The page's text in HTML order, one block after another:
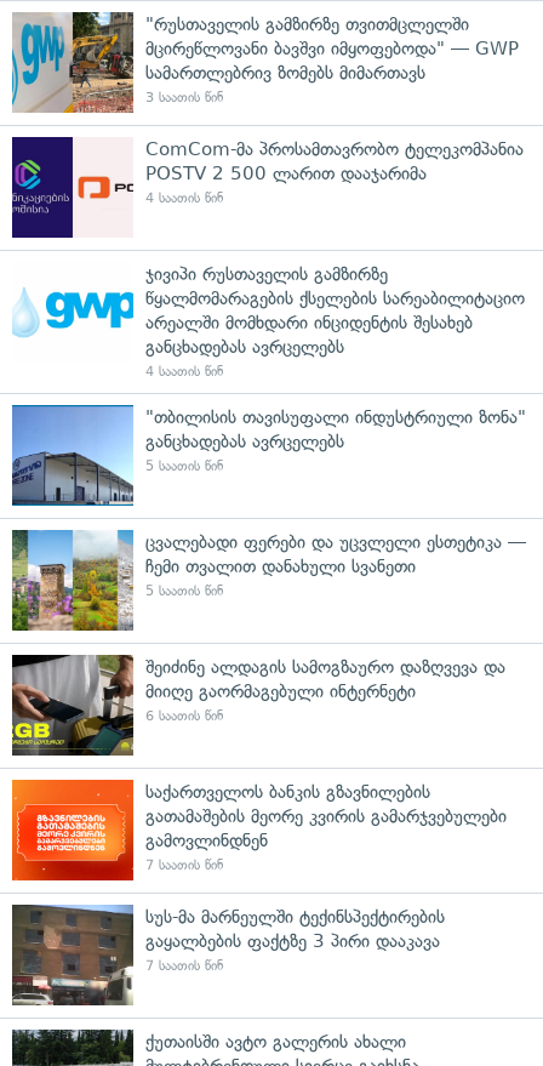
"რუსთაველის გამზირზე თვითმცლელში
მცირეწლოვანი ბავშვი იმყოფებოდა" — GWP
სამართლებრივ ზომებს მიმართავს
3 საათის წინ
ComCom-მა პროსამთავრობო ტელეკომპანია
POSTV 2 500 ლარით დააჯარიმა
4 საათის წინ
ჯივიპი რუსთაველის გამზირზე
წყალმომარაგების ქსელების სარეაბილიტაციო
არეალში მომხდარი ინციდენტის შესახებ
განცხადებას ავრცელებს
4 საათის წინ
"თბილისის თავისუფალი ინდუსტრიული ზონა"
განცხადებას ავრცელებს
5 საათის წინ
ცვალებადი ფერები და უცვლელი ესთეტიკა —
ჩემი თვალით დანახული სვანეთი
5 საათის წინ
შეიძინე ალდაგის სამოგზაურო დაზღვევა და
მიიღე გაორმაგებული ინტერნეტი
6 საათის წინ
საქართველოს ბანკის გზავნილების
გათამაშების მეორე კვირის გამარჯვებულები
გამოვლინდნენ
7 საათის წინ
სუს-მა მარნეულში ტექინსპექტირების
გაყალბების ფაქტზე 3 პირი დააკავა
7 საათის წინ
ქუთაისში ავტო გალერის ახალი